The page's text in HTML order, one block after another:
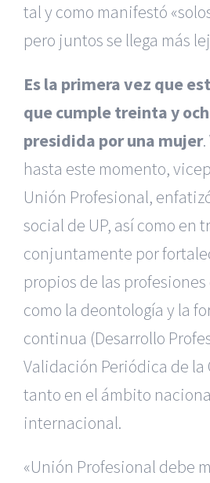
tal y como manifestó
pero juntos se llega más
Es la primera vez que
que cumple treinta y
presidida por una mujer
hasta este momento,
Unión Profesional,
social de UP, así como en
conjuntamente por
propios de las
como la deontología y la
continua (Desarrollo
Validación Periódica de la
tanto en el ámbito
internacional.
«Unión Profesional debe